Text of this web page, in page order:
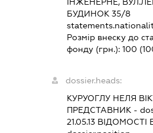
БУДИНОК 35/8
Розмір внеску до
фонду (грн.): 100
dossier.heads:
КУРУОГЛУ НЕЛЯ
ПРЕДСТАВНИК -
21.05.13ВІДОМОСТІ